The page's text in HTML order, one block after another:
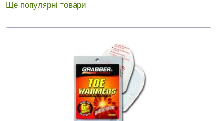
Ще популярні товари